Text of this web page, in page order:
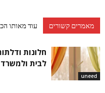
מאמרים קשורים עוד מאותו
uneed
חלונות
לבית ולמשרד